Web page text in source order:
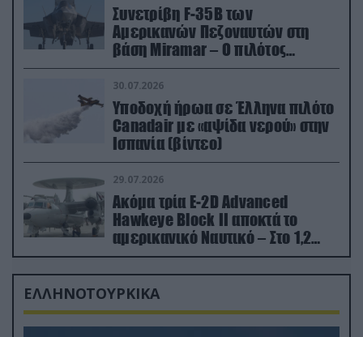
Συνετρίβη F-35B των
Αμερικανών Πεζοναυτών στη
βάση Miramar – Ο πιλότος
εκτινάχθηκε εγκαίρως
30.07.2026
Υποδοχή ήρωα σε Έλληνα πιλότο
Canadair με «αψίδα νερού» στην
Ισπανία (βίντεο)
29.07.2026
Ακόμα τρία E-2D Advanced
Hawkeye Block II αποκτά το
αμερικανικό Ναυτικό – Στο 1,2
δισ.δολάρια το κόστος
ΕΛΛΗΝΟΤΟΥΡΚΙΚΑ